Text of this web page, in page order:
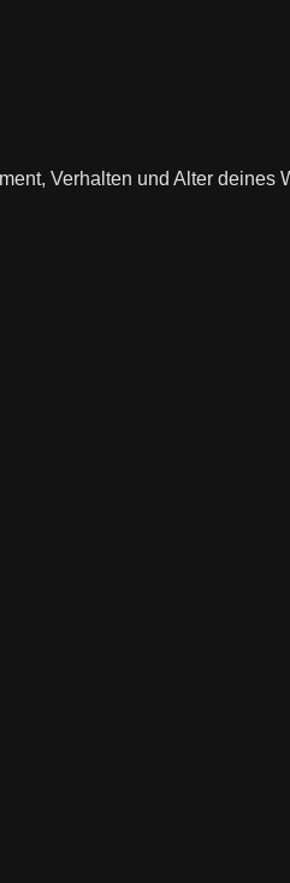
Verhalten und Alter deines